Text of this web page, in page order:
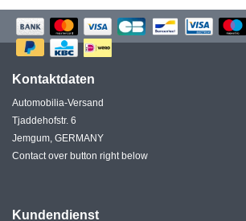
Kontaktdaten
Automobilia-Versand
Tjaddehofstr. 6
Jemgum, GERMANY
Contact over button right below
Kundendienst